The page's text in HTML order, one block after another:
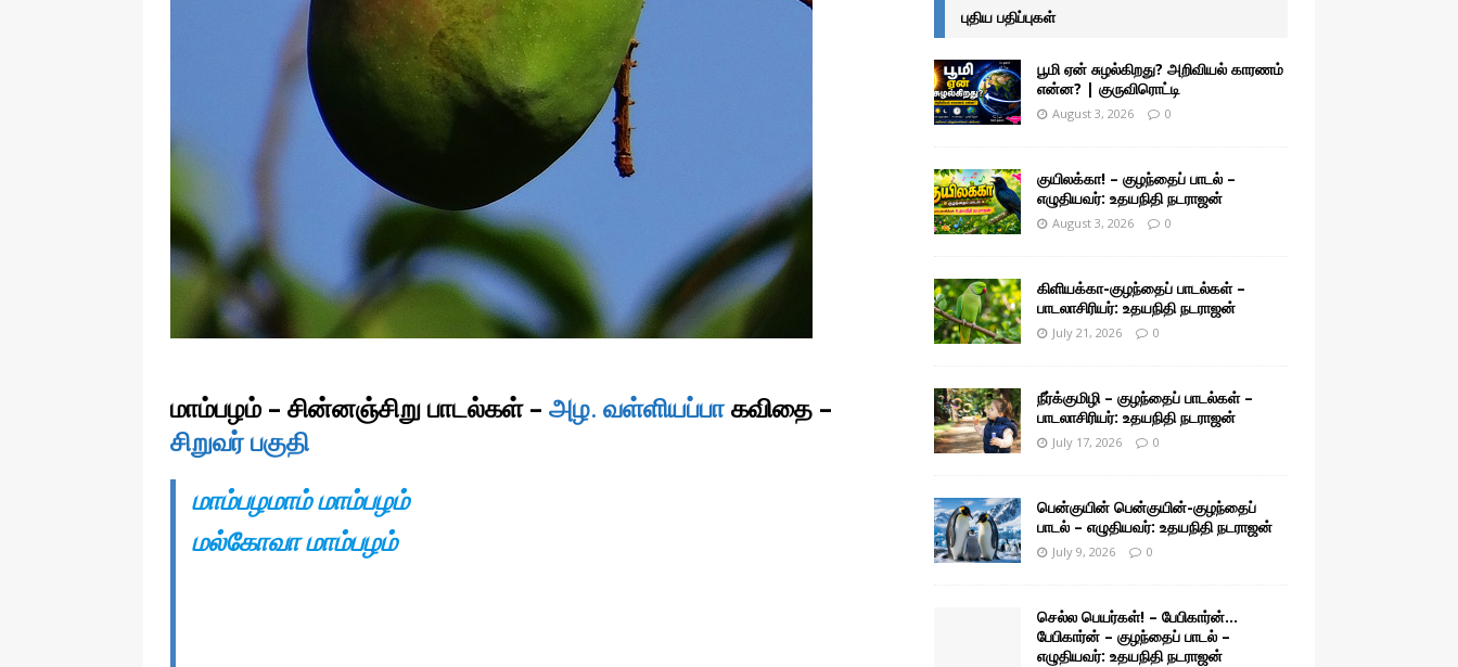
மாம்பழம் – சின்னஞ்சிறு பாடல்கள் – அழ. வள்ளியப்பாகவிதை –
சிறுவர் பகுதி
மாம்பழமாம் மாம்பழம்
மல்கோவா மாம்பழம்
புதிய பதிப்புகள்
பூமி ஏன் சுழல்கிறது? அறிவியல் காரணம்
என்ன? | குருவிரொட்டி
August 3, 2026 0
குயிலக்கா! – குழந்தைப் பாடல் –
எழுதியவர்: உதயநிதி நடராஜன்
August 3, 2026 0
கிளியக்கா-குழந்தைப் பாடல்கள் –
பாடலாசிரியர்: உதயநிதி நடராஜன்
July 21, 2026 0
நீர்க்குமிழி – குழந்தைப் பாடல்கள் –
பாடலாசிரியர்: உதயநிதி நடராஜன்
July 17, 2026 0
பென்குயின் பென்குயின்-குழந்தைப்
பாடல் – எழுதியவர்: உதயநிதி நடராஜன்
July 9, 2026 0
செல்ல பெயர்கள்! – பேபிகார்ன்…
பேபிகார்ன் – குழந்தைப் பாடல் –
எழுதியவர்: உதயநிதி நடராஜன்